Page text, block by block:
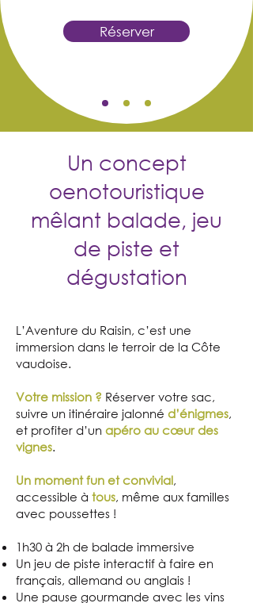
Réserver
Un concept
oenotouristique
mêlant balade, jeu
de piste et
dégustation
L’Aventure du Raisin, c’est une
immersion dans le terroir de la Côte
vaudoise.
Votre mission ? Réserver votre sac,
suivre un itinéraire jalonné d’énigmes,
et profiter d’un apéro au cœur des
vignes.
Un moment fun et convivial,
accessible à tous, même aux familles
avec poussettes !
1h30 à 2h de balade immersive
Un jeu de piste interactif à faire en
français, allemand ou anglais !
Une pause gourmande avec les vins